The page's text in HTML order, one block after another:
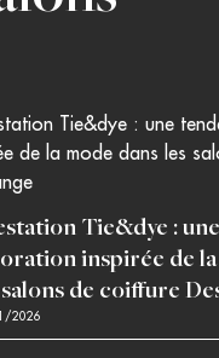
Tie&dye :
inspirée de la
de coiffure
2026